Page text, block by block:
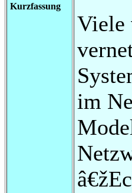
Kurzfassung
Viele
im